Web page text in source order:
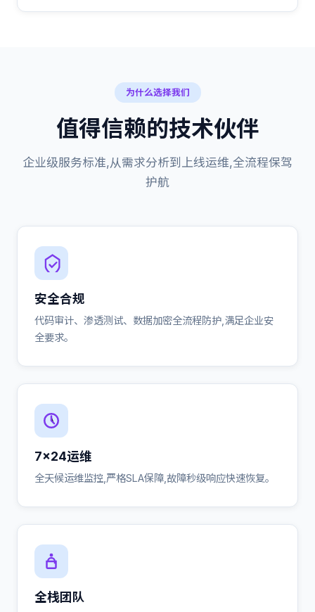
为什么选择我们
值得信赖的技术伙伴
企业级服务标准,从需求分析到上线运维,全流程保驾
护航
安全合规
代码审计、渗透测试、数据加密全流程防护,满足企业安
全要求。
7×24运维
全天候运维监控,严格SLA保障,故障秒级响应快速恢复。
全栈团队